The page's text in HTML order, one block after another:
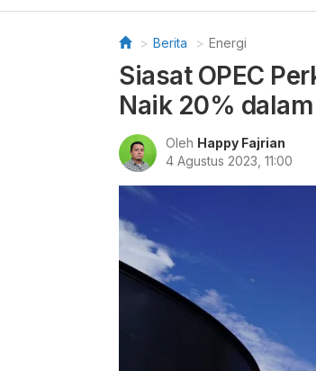
Berita Energi
Siasat OPEC
Naik 20%
Oleh Happy Fajrian
4 Agustus 2023, 11:00